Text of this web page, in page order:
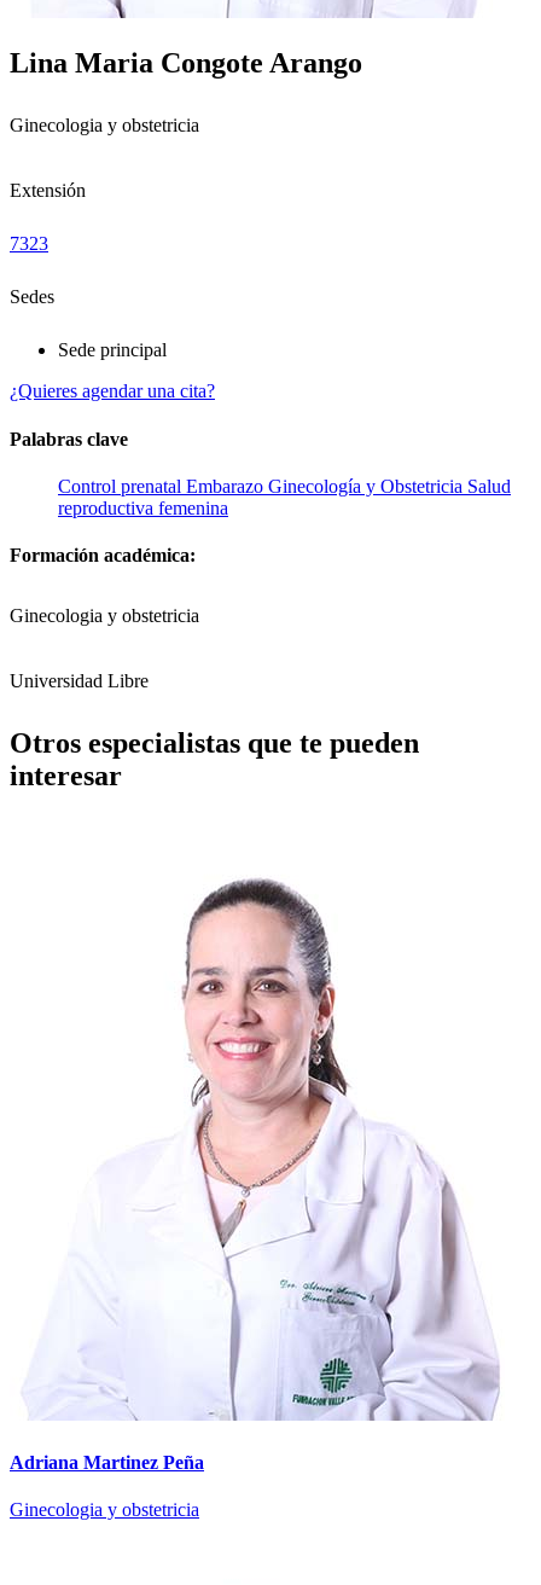
Lina Maria Congote Arango
Ginecologia y obstetricia
Extensión
7323
Sedes
Sede principal
¿Quieres agendar una cita?
Palabras clave
Control prenatal Embarazo Ginecología y Obstetricia Salud
reproductiva femenina
Formación académica:
Ginecologia y obstetricia
Universidad Libre
Otros especialistas que te pueden
interesar
Adriana Martinez Peña
Ginecologia y obstetricia